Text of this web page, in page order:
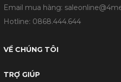
Email mua hàng:
Hotline: 0868.444.644
VỀ CHÚNG TÔI
TRỢ GIÚP